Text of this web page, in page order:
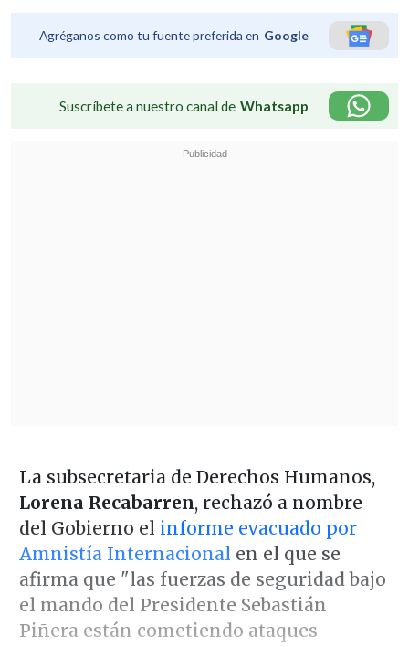
Agréganos como tu fuente preferida en Google
Suscríbete a nuestro canal de Whatsapp
La subsecretaria de Derechos Humanos,
Lorena Recabarren, rechazó a nombre
del Gobierno el informe evacuado por
Amnistía Internacional en el que se
afirma que "las fuerzas de seguridad bajo
el mando del Presidente Sebastián
Piñera están cometiendo ataques